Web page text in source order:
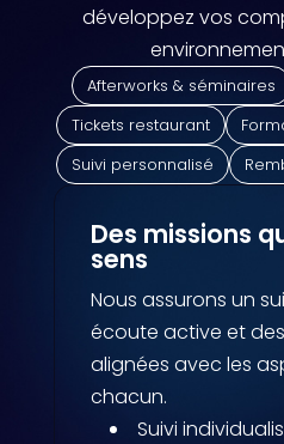
développez vos
Afterworks & séminaires
Tickets restaurant
Suivi personnalisé
Des missions
sens
Nous assurons un
écoute active et
alignées avec les
chacun.
Suivi